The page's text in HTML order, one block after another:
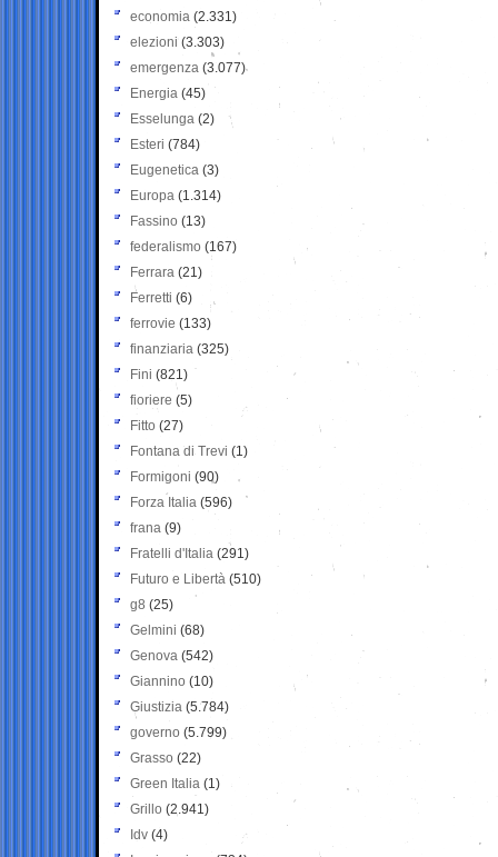
economia (2.331)
elezioni (3.303)
emergenza (3.077)
Energia (45)
Esselunga (2)
Esteri (784)
Eugenetica (3)
Europa (1.314)
Fassino (13)
federalismo (167)
Ferrara (21)
Ferretti (6)
ferrovie (133)
finanziaria (325)
Fini (821)
fioriere (5)
Fitto (27)
Fontana di Trevi (1)
Formigoni (90)
Forza Italia (596)
frana (9)
Fratelli d'Italia (291)
Futuro e Libertà (510)
g8 (25)
Gelmini (68)
Genova (542)
Giannino (10)
Giustizia (5.784)
governo (5.799)
Grasso (22)
Green Italia (1)
Grillo (2.941)
Idv (4)